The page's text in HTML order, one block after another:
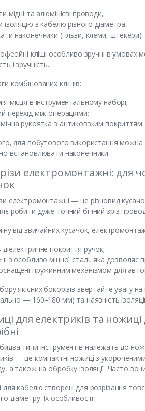
мідні та алюмінієві проводи,
ізоляцію з кабелю різного діаметра,
наконечники (гільзи, клеми, штекери).
кліщі особливо зручні в
і зручність.
комбінованих кліщів:
місця в інструментальному наборі;
перехід між операціями;
рукоятка з антиковзким покриттям.
для побутового використання
встановлювати наконечники.
електромонтажні: для
електромонтажні — це різновид
робити дуже точний бічний зріз
від звичайних кусачок,
покриття ручок;
з особливо міцної сталі, яка
пружинним механізмом для
якісних бокорізів звертайте увагу
— 160–180 мм) та наявність
для електриків та
типи інструментів належать до
— це компактні ножиці з
а також на обробку ізоляції. Часто
для кабелю створені для розрізання
діаметру. Їх особливості: